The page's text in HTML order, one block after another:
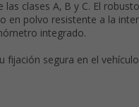
las clases A, B y C. El
en polvo resistente a la
integrado.
fijación segura en el